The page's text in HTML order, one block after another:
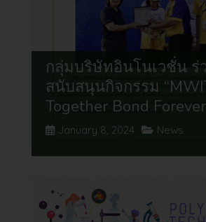
กลุ่มบริษัทอินโนเวชั่น ร่
สนับสนุนกิจกรรม
Together Bond
January 8, 2024 News